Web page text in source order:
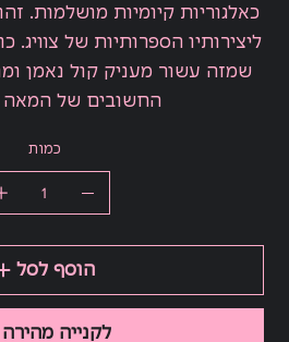
כאלגוריות קיומיות מושלמות.
ליצירותיו הספרותיות של צוויג.
שמזה עשור מעניק קול נאמן
החשובים של המאה
כמות
הוסף לסל
לקנייה מהירה